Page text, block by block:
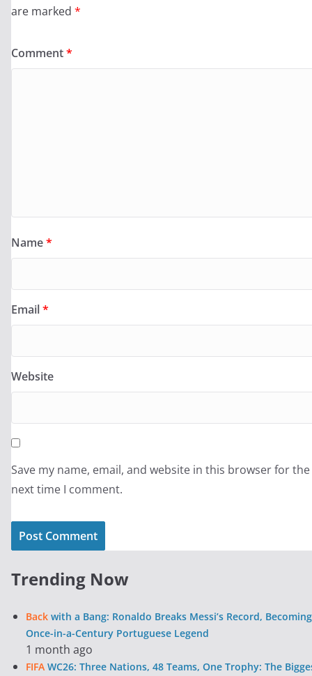
are marked *
Comment*
Name*
Email*
Website
Save my name, email, and website in this browser for the
next time I comment.
Trending Now
Back with a Bang: Ronaldo Breaks Messi’s Record,
Once-in-a-Century Portuguese Legend
1 month ago
FIFA WC26: Three Nations, 48 Teams, One Trophy: The